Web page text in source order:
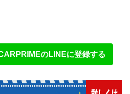
のLINEに登録する